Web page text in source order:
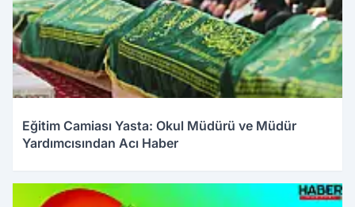
Eğitim Camiası Yasta: Okul Müdürü ve Müdür
Yardımcısından Acı Haber
02.01.2026 21:13